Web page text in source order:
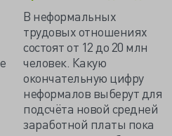
В неформальных
трудовых отношениях
состоят от 12 до 20 млн
человек. Какую
окончательную цифру
неформалов выберут для
подсчёта новой средней
заработной платы пока